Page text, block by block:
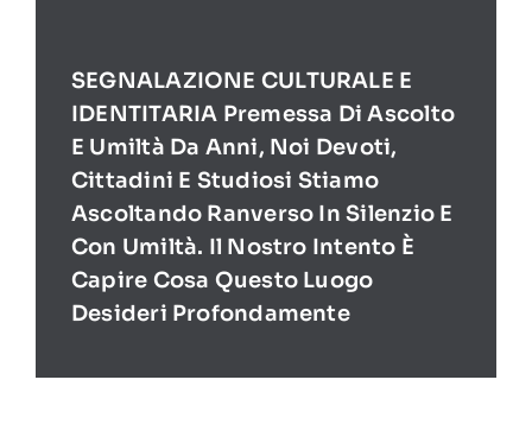
SEGNALAZIONE CULTURALE E
IDENTITARIA Premessa Di Ascolto
E Umiltà Da Anni, Noi Devoti,
Cittadini E Studiosi Stiamo
Ascoltando Ranverso In Silenzio E
Con Umiltà. Il Nostro Intento È
Capire Cosa Questo Luogo
Desideri Profondamente